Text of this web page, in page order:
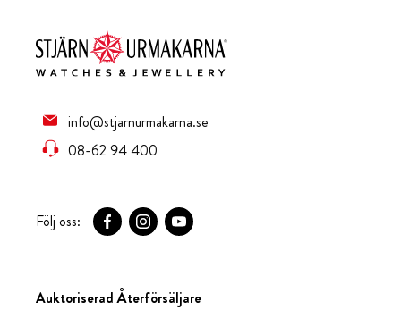
info@stjarnurmakarna.se
08-62 94 400
Följ oss:
Auktoriserad Återförsäljare